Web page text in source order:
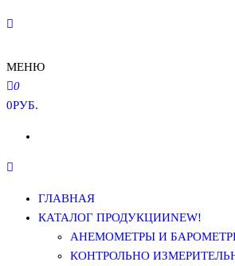
МЕНЮ
0
0РУБ.
ГЛАВНАЯ
КАТАЛОГ ПРОДУКЦИИNEW!
АНЕМОМЕТРЫ И
КОНТРОЛЬНО